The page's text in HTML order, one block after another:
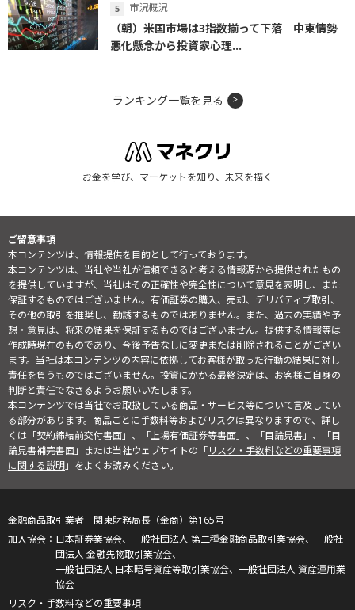
市況概況
（朝）米国市場は3指数揃って下落 中東情勢
悪化懸念から投資家心理...
ランキング一覧を見る
お金を学び、マーケットを知り、未来を描く
ご留意事項
本コンテンツは、情報提供を目的として行っております。
本コンテンツは、当社や当社が信頼できると考える情報源から提供されたもの
を提供していますが、当社はその正確性や完全性について意見を表明し、また
保証するものではございません。有価証券の購入、売却、デリバティブ取引、
その他の取引を推奨し、勧誘するものではありません。また、過去の実績や予
想・意見は、将来の結果を保証するものではございません。提供する情報等は
作成時現在のものであり、今後予告なしに変更または削除されることがござい
ます。当社は本コンテンツの内容に依拠してお客様が取った行動の結果に対し
責任を負うものではございません。投資にかかる最終決定は、お客様ご自身の
判断と責任でなさるようお願いいたします。
本コンテンツでは当社でお取扱している商品・サービス等について言及してい
る部分があります。商品ごとに手数料等およびリスクは異なりますので、詳し
くは「契約締結前交付書面」、「上場有価証券等書面」、「目論見書」、「目
論見書補完書面」または当社ウェブサイトの「リスク・手数料などの重要事項
に関する説明」をよくお読みください。
金融商品取引業者 関東財務局長（金商）第165号
日本証券業協会、一般社団法人 第二種金融商品取引業協会、一般社
団法人 金融先物取引業協会、
一般社団法人 日本暗号資産等取引業協会、一般社団法人 資産運用業
協会
リスク・手数料などの重要事項